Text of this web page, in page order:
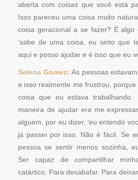
aberta com coisas que você está
Isso pareceu uma coisa muito
coisa geracional a se fazer? É algo
‘sabe de uma coisa, eu sinto que
aqui e posso ajudar e é isso que eu
Selena Gomez:As pessoas
e isso realmente me frustrou,
coisa que eu estava trabalhando.
maneira de ajudar era me
alguém, por eu dizer, ‘eu entendo
já passei por isso. Não é fácil. Se
pessoa se sentir menos sozinha,
Ser capaz de compartilhar
catártico. Para desabafar. Para